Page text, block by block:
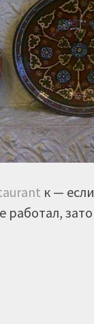
к —
работал,